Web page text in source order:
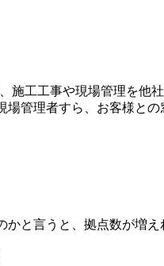
工工事や現場管理を他
管理者すら、お客様と
と言うと、拠点数が増